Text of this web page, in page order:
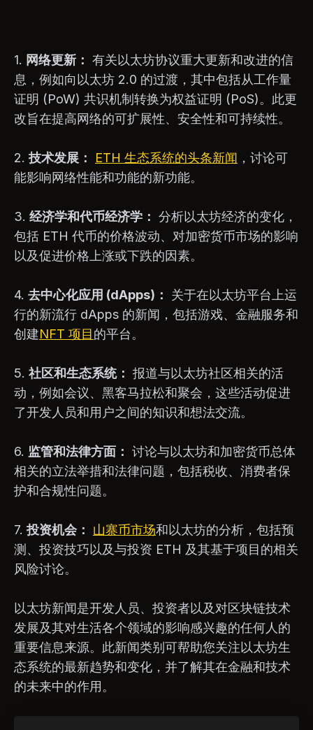
1. 网络更新： 有关以太坊协议重大更新和改进的信
息，例如向以太坊 2.0 的过渡，其中包括从工作量
证明 (PoW) 共识机制转换为权益证明 (PoS)。此更
改旨在提高网络的可扩展性、安全性和可持续性。
2. 技术发展： ETH 生态系统的头条新闻 ，讨论可
能影响网络性能和功能的新功能。
3. 经济学和代币经济学： 分析以太坊经济的变化，
包括 ETH 代币的价格波动、对加密货币市场的影响
以及促进价格上涨或下跌的因素。
4. 去中心化应用 (dApps)：
关于在以太坊平台上运
行的新流行 dApps 的新闻，包括游戏、金融服务和
创建NFT 项目的平台。
5. 社区和生态系统： 报道与以太坊社区相关的活
动，例如会议、黑客马拉松和聚会，这些活动促进
了开发人员和用户之间的知识和想法交流。
6. 监管和法律方面： 讨论与以太坊和加密货币总体
相关的立法举措和法律问题，包括税收、消费者保
护和合规性问题。
7. 投资机会： 山寨币市场和以太坊的分析，包括预
测、投资技巧以及与投资 ETH 及其基于项目的相关
风险讨论。
以太坊新闻是开发人员、投资者以及对区块链技术
发展及其对生活各个领域的影响感兴趣的任何人的
重要信息来源。此新闻类别可帮助您关注以太坊生
态系统的最新趋势和变化，并了解其在金融和技术
的未来中的作用。